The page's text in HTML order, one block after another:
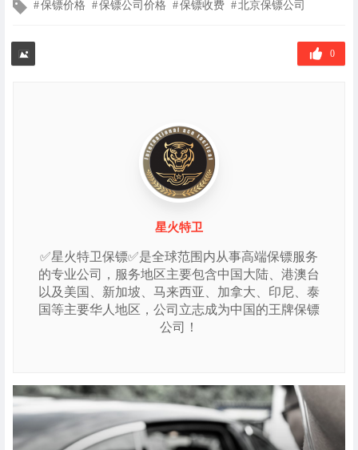
文
签
保镖价格 保镖公司价格 保镖收费 北京保镖公司
0
星火特卫
✅星火特卫保镖✅是全球范围内从事高端保镖服务
的专业公司，服务地区主要包含中国大陆、港澳台
以及美国、新加坡、马来西亚、加拿大、印尼、泰
国等主要华人地区，公司立志成为中国的王牌保镖
公司！